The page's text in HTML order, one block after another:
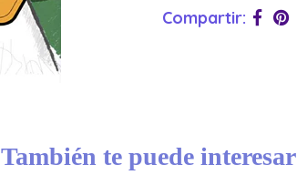
Compartir:
También te puede interesar